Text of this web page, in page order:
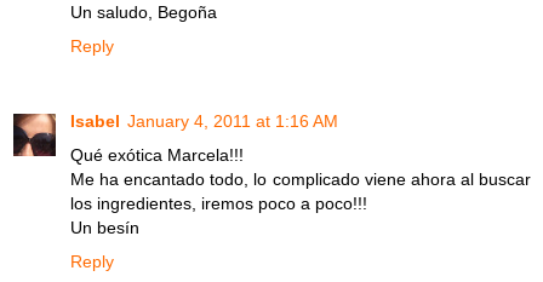
Un saludo, Begoña
Reply
Isabel January 4, 2011 at 1:16 AM
Qué exótica Marcela!!!
Me ha encantado todo, lo complicado viene ahora al buscar
los ingredientes, iremos poco a poco!!!
Un besín
Reply